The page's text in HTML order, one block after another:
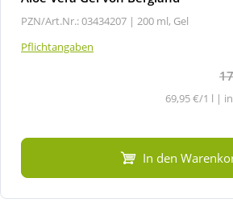
PZN/Art.Nr.: 03434207 | 200 ml, Gel
Pflichtangaben
69,95 €/1 l |
In den